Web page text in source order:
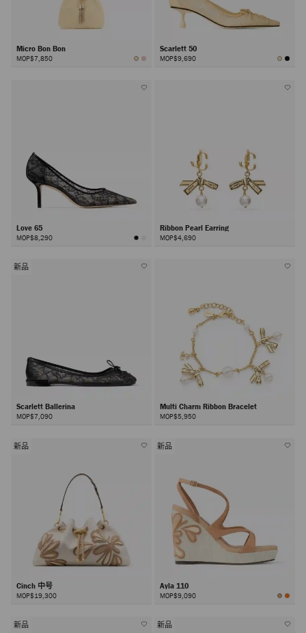
Micro Bon Bon
MOP$7,850
Scarlett 50
MOP$9,690
Love 65
MOP$8,290
Ribbon Pearl Earring
MOP$4,690
新品
Scarlett Ballerina
MOP$7,090
Multi Charm Ribbon Bracelet
MOP$5,950
新品
Cinch 中号
MOP$19,300
新品
Ayla 110
MOP$9,090
新品 新品